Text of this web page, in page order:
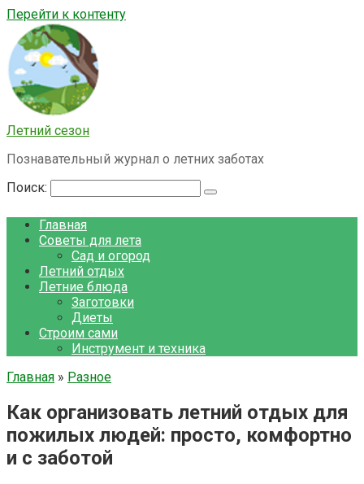
Перейти к контенту
Летний сезон
Познавательный журнал о летних заботах
Поиск:
Главная
Советы для лета
Сад и огород
Летний отдых
Летние блюда
Заготовки
Диеты
Строим сами
Инструмент и техника
Главная » Разное
Как организовать летний отдых для
пожилых людей: просто, комфортно
и с заботой